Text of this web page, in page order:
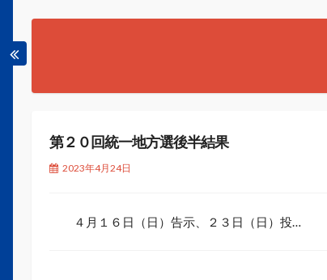
第２０回統一地方選後半結果
2023年4月24日
４月１６日（日）告示、２３日（日）投…